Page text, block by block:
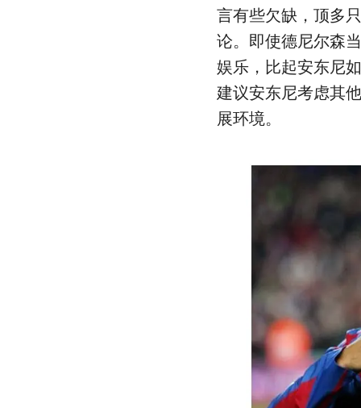
言有些欠缺，顶多
论。即使德尼尔森
娱乐，比起安东尼
建议安东尼考虑其
展环境。